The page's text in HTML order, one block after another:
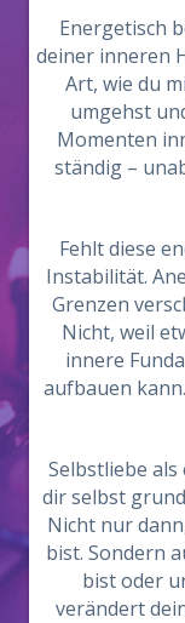
Energetisch
deiner inneren
Art, wie du
umgehst
Momenten
ständig –
Fehlt diese
Instabilität.
Grenzen
Nicht, weil
innere
aufbauen
Selbstliebe
dir selbst
Nicht nur
bist. Sondern
bist oder
verändert